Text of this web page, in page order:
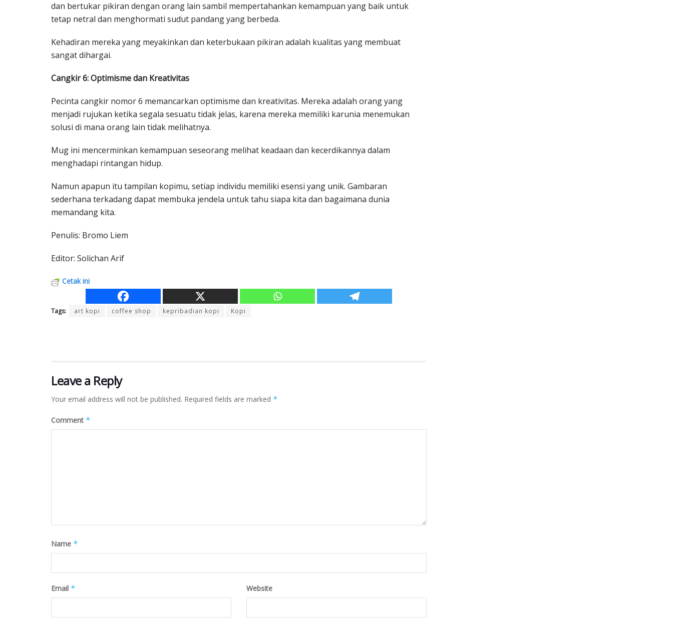
dan bertukar pikiran dengan orang lain sambil mempertahankan kemampuan yang baik untuk
tetap netral dan menghormati sudut pandang yang berbeda.
Kehadiran mereka yang meyakinkan dan keterbukaan pikiran adalah kualitas yang membuat
sangat dihargai.
Cangkir 6: Optimisme dan Kreativitas
Pecinta cangkir nomor 6 memancarkan optimisme dan kreativitas. Mereka adalah orang yang
menjadi rujukan ketika segala sesuatu tidak jelas, karena mereka memiliki karunia menemukan
solusi di mana orang lain tidak melihatnya.
Mug ini mencerminkan kemampuan seseorang melihat keadaan dan kecerdikannya dalam
menghadapi rintangan hidup.
Namun apapun itu tampilan kopimu, setiap individu memiliki esensi yang unik. Gambaran
sederhana terkadang dapat membuka jendela untuk tahu siapa kita dan bagaimana dunia
memandang kita.
Penulis: Bromo Liem
Editor: Solichan Arif
Cetak ini
Tags: art kopi coffee shop kepribadian kopi Kopi
Leave a Reply
Your email address will not be published. Required fields are marked *
Comment *
Name *
Email * Website